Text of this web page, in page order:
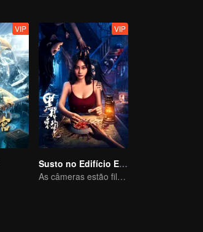
VIP VIP
Susto no Edifício Escuro
As câmeras estão filmando, mas os gritos são reais.